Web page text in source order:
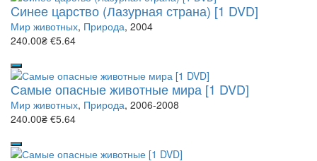
Cинее царство (Лазурная страна) [1 DVD]
Мир животных, Природа, 2004
240.00₴ €5.64
Самые опасные животные мира [1 DVD]
Мир животных, Природа, 2006-2008
240.00₴ €5.64